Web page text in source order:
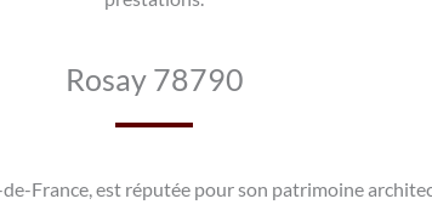
Rosay 78790
France, est réputée pour son patrimoine